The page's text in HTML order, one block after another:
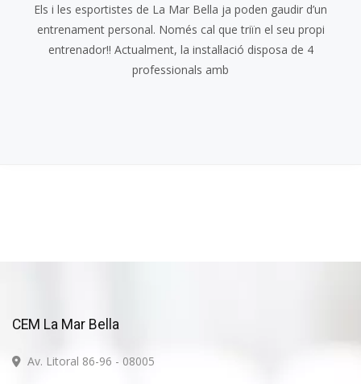
Els i les esportistes de La Mar Bella ja poden gaudir d’un
entrenament personal. Només cal que triïn el seu propi
entrenador!! Actualment, la instal·lació disposa de 4
professionals amb
CEM La Mar Bella
Av. Litoral 86-96 - 08005